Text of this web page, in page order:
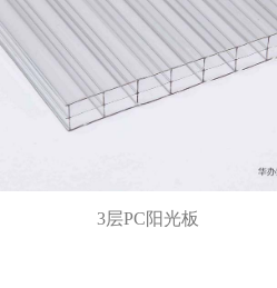
3层PC阳光板